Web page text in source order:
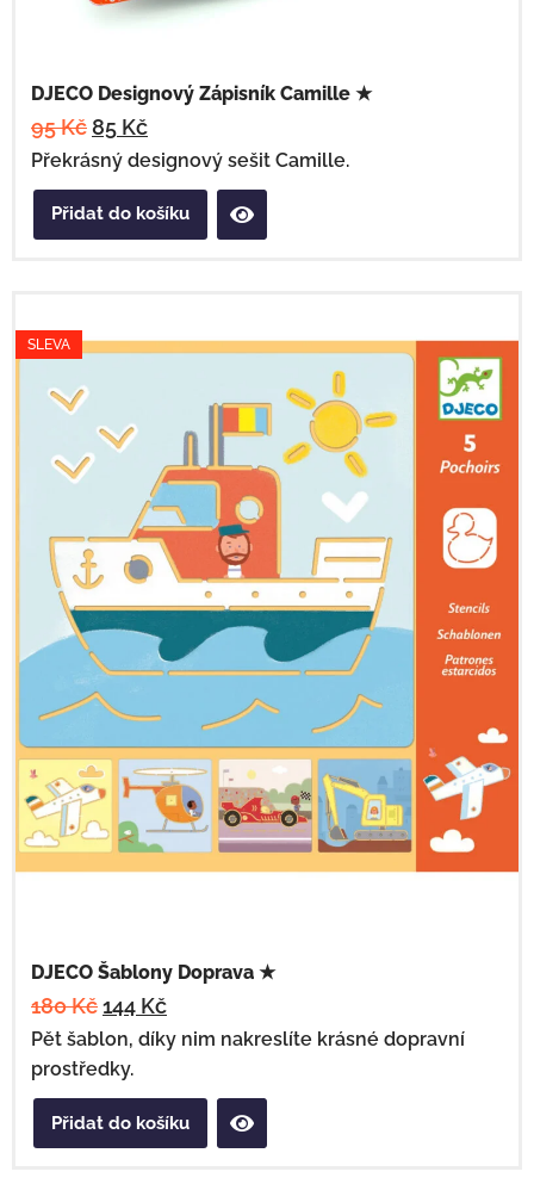
DJECO Designový Zápisník Camille ★
95Kč85 Kč
Překrásný designový sešit Camille.
Přidat do košíku
SLEVA
DJECO Šablony Doprava ★
180Kč144 Kč
Pět šablon, díky nim nakreslíte krásné dopravní
prostředky.
Přidat do košíku